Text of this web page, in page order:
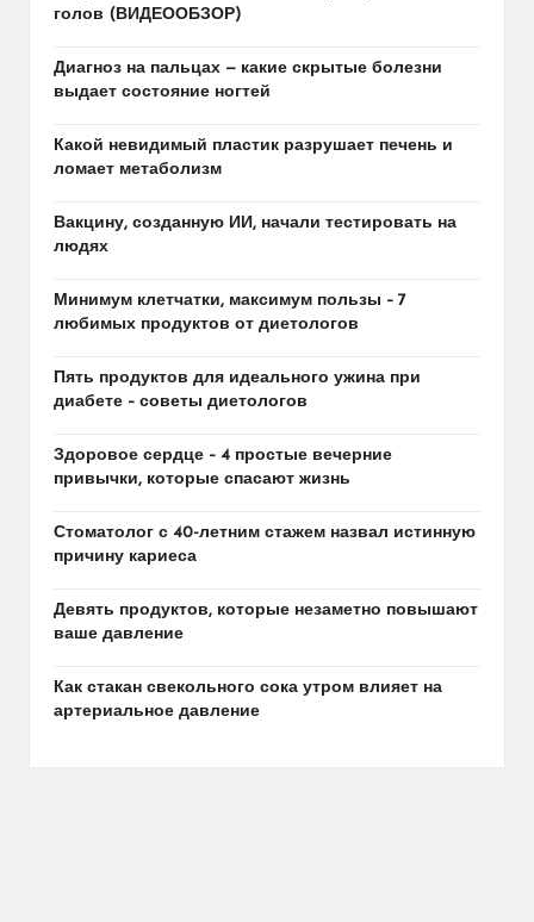
голов (ВИДЕООБЗОР)
Диагноз на пальцах — какие скрытые болезни
выдает состояние ногтей
Какой невидимый пластик разрушает печень и
ломает метаболизм
Вакцину, созданную ИИ, начали тестировать на
людях
Минимум клетчатки, максимум пользы – 7
любимых продуктов от диетологов
Пять продуктов для идеального ужина при
диабете – советы диетологов
Здоровое сердце – 4 простые вечерние
привычки, которые спасают жизнь
Стоматолог с 40-летним стажем назвал истинную
причину кариеса
Девять продуктов, которые незаметно повышают
ваше давление
Как стакан свекольного сока утром влияет на
артериальное давление